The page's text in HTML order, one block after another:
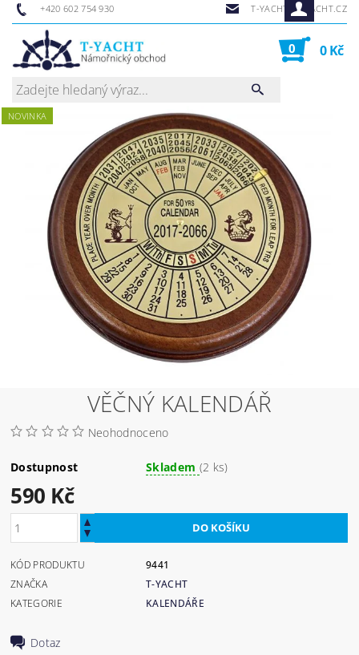
+420 602 754 930 T-YACHT@T-YACHT.CZ
0 0 Kč
NOVINKA
VĚČNÝ KALENDÁŘ
Neohodnoceno
Dostupnost Skladem (2 ks)
590 Kč
KÓD PRODUKTU
9441
ZNAČKA
T-YACHT
KATEGORIE
KALENDÁŘE
Dotaz